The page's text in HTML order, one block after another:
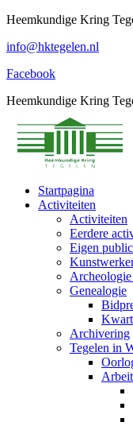
Spring
content
Heemkundige Kring
info@hktegelen.nl
Facebook
Heemkundige Kring
Startpagina
Activiteiten
Activiteiten
Eerdere
Eigen
Genealogie
Archivering
Tegelen in